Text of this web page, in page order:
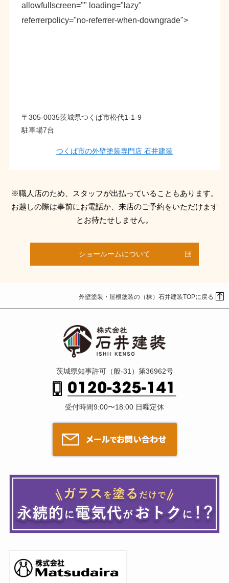
allowfullscreen="" loading="lazy"
referrerpolicy="no-referrer-when-downgrade">
〒305-0035茨城県つくば市松代1-1-9
駐車場7台
つくば市の外壁塗装専門店 石井建装
※職人店のため、スタッフが出払っていることもあります。
お越しの際は事前にお電話か、来店のご予約をいただけます
とお待たせしません。
ショールームについて
外壁塗装・屋根塗装の（株）石井建装TOPに戻る
茨城県知事許可（般-31）第36962号
受付時間9:00〜18:00 日曜定休